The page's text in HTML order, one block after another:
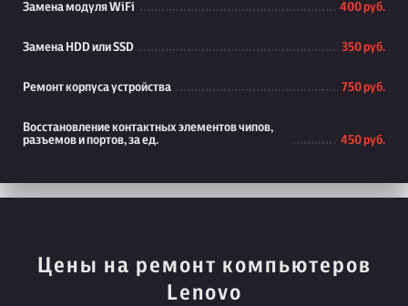
Замена модуля WiFi 400 руб.
Замена HDD или SSD 350 руб.
Ремонт корпуса устройства 750 руб.
Восстановление контактных элементов чипов,
разъемов и портов, за ед.
450 руб.
Цены на ремонт компьютеров
Lenovo